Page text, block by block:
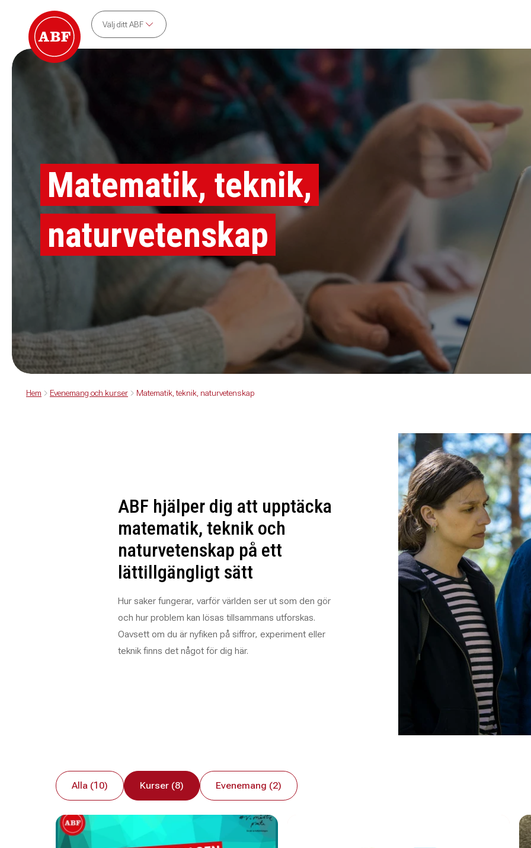
Välj ditt ABF
Matematik, teknik,
naturvetenskap
Hem Evenemang och kurser Matematik, teknik, naturvetenskap
ABF hjälper dig att upptäcka
matematik, teknik och
naturvetenskap på ett
lättillgängligt sätt
Hur saker fungerar, varför världen ser ut som den gör
och hur problem kan lösas tillsammans utforskas.
Oavsett om du är nyfiken på siffror, experiment eller
teknik finns det något för dig här.
Alla (10) Kurser (8) Evenemang (2)